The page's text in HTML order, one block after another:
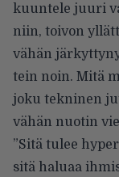
kuuntele juuri
niin, toivon
vähän
tein noin. Mitä
joku tekninen
vähän nuotin
”Sitä tulee
sitä haluaa